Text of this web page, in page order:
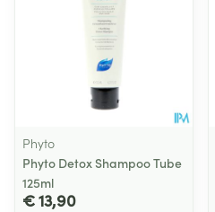
Phyto
Phyto Detox Shampoo Tube
125ml
€ 13,90